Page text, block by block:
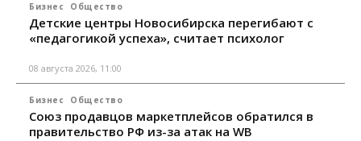
Бизнес Общество
Детские центры Новосибирска перегибают с
«педагогикой успеха», считает психолог
08 августа 2026, 11:00
Бизнес Общество
Союз продавцов маркетплейсов обратился в
правительство РФ из-за атак на WB